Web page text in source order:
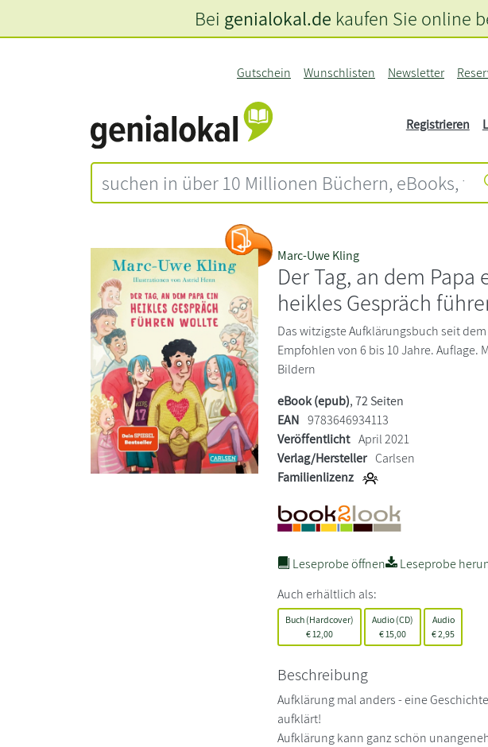
Gutschein Wunschlisten Newsletter
Registrieren
Bei genialokal.de kaufen Sie online
Marc-Uwe Kling
Der Tag, an dem Papa
heikles Gespräch
Das witzigste Aufklärungsbuch seit
Empfohlen von 6 bis 10 Jahre. Auflage.
Bildern
eBook (epub), 72 Seiten
EAN 9783646934113
Veröffentlicht April 2021
Verlag/Hersteller Carlsen
Familienlizenz
Leseprobe öffnen
Leseprobe
Auch erhältlich als:
Buch (Hardcover)
€ 12,00
Audio (CD)
€ 15,00
Audio
€2,95
Beschreibung
Aufklärung mal anders - eine
aufklärt!
Aufklärung kann ganz schön